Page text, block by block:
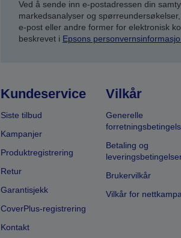
Ved å sende inn e-postadressen din
markedsanalyser og
e-post eller andre former for elektronisk
beskrevet i Epsons
Kundeservice
Siste tilbud
Kampanjer
Produktregistrering
Retur
Garantisjekk
CoverPlus-registrering
Kontakt
Vilkår
Generelle
Betaling og
Brukervilkår
Vilkår for